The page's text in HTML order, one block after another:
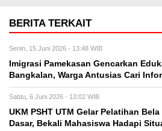
BERITA TERKAIT
Senin, 15 Juni 2026 - 13:48 WIB
Imigrasi Pamekasan Gencarkan
Bangkalan, Warga Antusias Cari
Sabtu, 6 Juni 2026 - 13:02 WIB
UKM PSHT UTM Gelar Pelatihan
Dasar, Bekali Mahasiswa Hadapi